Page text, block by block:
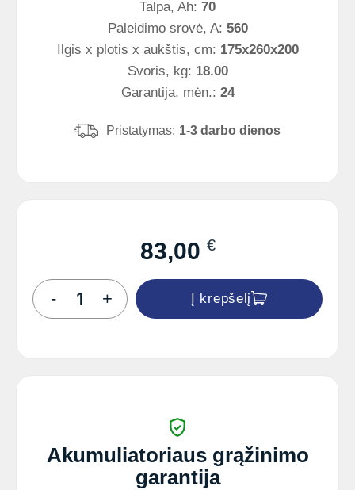
Talpa, Ah: 70
Paleidimo srovė, A: 560
Ilgis x plotis x aukštis, cm: 175x260x200
Svoris, kg: 18.00
Garantija, mėn.: 24
Pristatymas: 1-3 darbo dienos
83,00 €
-
produkto
kiekis:
DYNAC
+ Į krepšelį
Akumuliatoriaus grąžinimo
garantija